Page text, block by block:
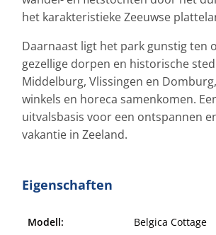
het karakteristieke Zeeuwse
Daarnaast ligt het park gunstig ten
gezellige dorpen en historische
Middelburg, Vlissingen en
winkels en horeca samenkomen.
uitvalsbasis voor een ontspannen
vakantie in Zeeland.
Eigenschaften
Modell:
Belgica Cottage